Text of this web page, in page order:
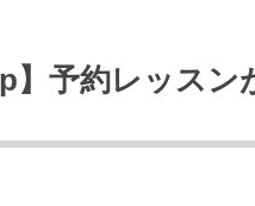
】予約レッスン